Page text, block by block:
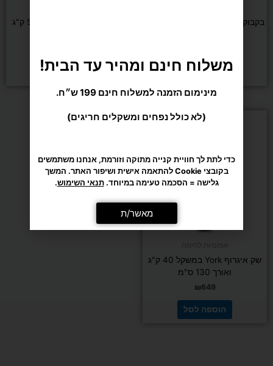
הוספה לסל
שק איגרוף York במשקל 50 ק"ג
הוספה לסל
שק איגרוף York במשקל 40 ק"ג
ואורך 130 ס"מ
₪649
הוספה לסל
משלוח חינם ומהיר עד הבית!
מינימום הזמנה למשלוח חינם 199 ש״ח.
(לא כולל נפחים ומשקלים חריגים)
כדי לתת לך חוויית קנייה מתוקה וזורמת, אנחנו משתמשים
בקובצי Cookie להתאמה אישית ושיפור האתר. המשך
גלישה = הסכמה טעימה במיוחד.תנאי השימוש.
מאשר/ת